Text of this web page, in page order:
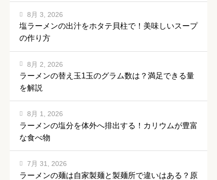
塩ラーメンの出汁をホタテ貝柱で！美味しいスープ
の作り方
8月 3, 2026
ラーメンの替え玉1玉のグラム数は？満足できる量
を解説
8月 2, 2026
ラーメンの塩分を体外へ排出する！カリウムが豊富
な食べ物
8月 1, 2026
ラーメンの麺は自家製麺と製麺所で違いはある？原
7月 31, 2026